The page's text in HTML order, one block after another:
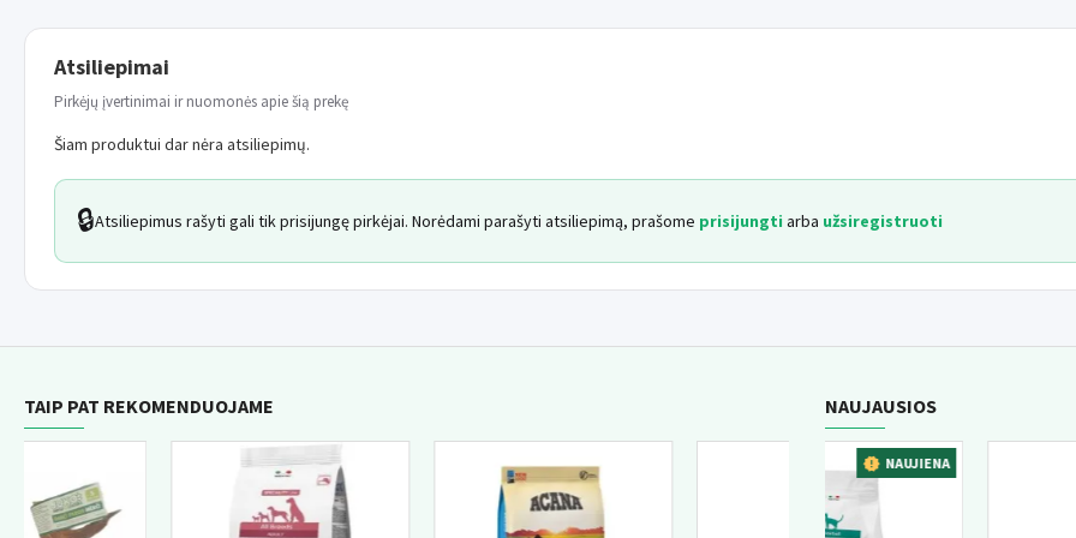
Atsiliepimai
Pirkėjų įvertinimai ir nuomonės apie šią prekę
Šiam produktui dar nėra atsiliepimų.
🔒Atsiliepimus rašyti gali tik prisijungę pirkėjai. Norėdami parašyti atsiliepimą, prašome prisijungti arba užsiregistruoti
TAIP PAT REKOMENDUOJAME NAUJAUSIOS
NAUJIENA